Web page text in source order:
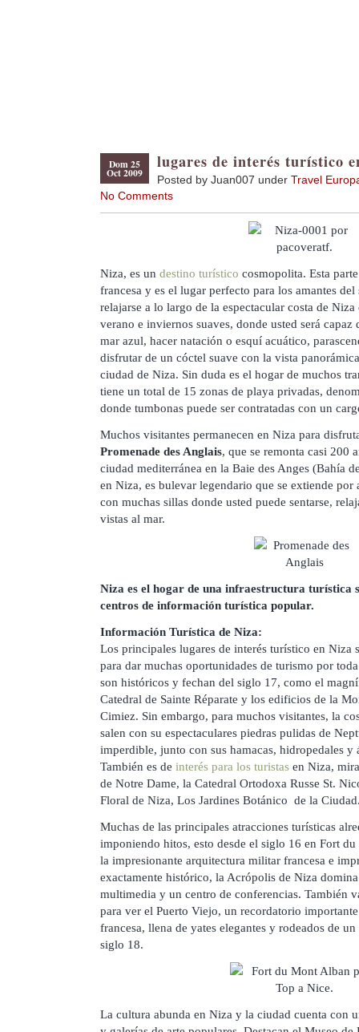
Dom 25
Oct 2009
lugares de interés turístico
Posted by Juan007 under Travel
No Comments
Niza, es un destino turístico cosmopolita. Esta
francesa y es el lugar perfecto para los amantes
relajarse a lo largo de la espectacular costa de
verano e inviernos suaves, donde usted será
mar azul, hacer natación o esquí acuático,
disfrutar de un cóctel suave con la vista
ciudad de Niza. Sin duda es el hogar de muchos
tiene un total de 15 zonas de playa privadas,
donde tumbonas puede ser contratadas con un
Muchos visitantes permanecen en Niza para
Promenade des Anglais, que se remonta casi 200
ciudad mediterránea en la Baie des Anges (Bahía
en Niza, es bulevar legendario que se extiende
con muchas sillas donde usted puede sentarse,
vistas al mar.
Niza es el hogar de una infraestructura turística
centros de información turística popular.
Información Turística de Niza:
Los principales lugares de interés turístico en Niza
para dar muchas oportunidades de turismo por
son históricos y fechan del siglo 17, como el
Catedral de Sainte Réparate y los edificios de la
Cimiez. Sin embargo, para muchos visitantes, la
salen con su espectaculares piedras pulidas de
imperdible, junto con sus hamacas, hidropedales y
También es de interés para los turistas en Niza,
de Notre Dame, la Catedral Ortodoxa Russe St.
Floral de Niza, Los Jardines Botánico de la
Muchas de las principales atracciones turísticas
imponiendo hitos, esto desde el siglo 16 en Fort
la impresionante arquitectura militar francesa e
exactamente histórico, la Acrópolis de Niza
multimedia y un centro de conferencias. También
para ver el Puerto Viejo, un recordatorio
francesa, llena de yates elegantes y rodeados de
siglo 18.
La cultura abunda en Niza y la ciudad cuenta con